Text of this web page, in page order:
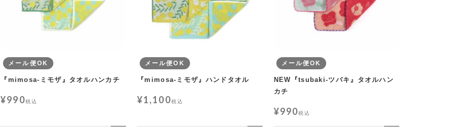
メール便OK
『mimosa-ミモザ』タオルハンカチ
¥990税込
メール便OK
『mimosa-ミモザ』ハンドタオル
¥1,100税込
メール便OK
NEW『tsubaki-ツバキ』タオルハン
カチ
¥990税込